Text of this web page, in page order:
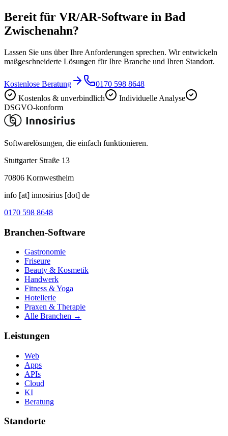
Bereit für VR/AR-Software in Bad
Zwischenahn?
Lassen Sie uns über Ihre Anforderungen sprechen. Wir entwickeln
maßgeschneiderte Lösungen für Ihre Branche und Ihren Standort.
Kostenlose Beratung
0170 598 8648
Kostenlos & unverbindlich
Individuelle Analyse
DSGVO-konform
Softwarelösungen, die einfach funktionieren.
Stuttgarter Straße 13
70806 Kornwestheim
info [at] innosirius [dot] de
0170 598 8648
Branchen-Software
Gastronomie
Friseure
Beauty & Kosmetik
Handwerk
Fitness & Yoga
Hotellerie
Praxen & Therapie
Alle Branchen →
Leistungen
Web
Apps
APIs
Cloud
KI
Beratung
Standorte